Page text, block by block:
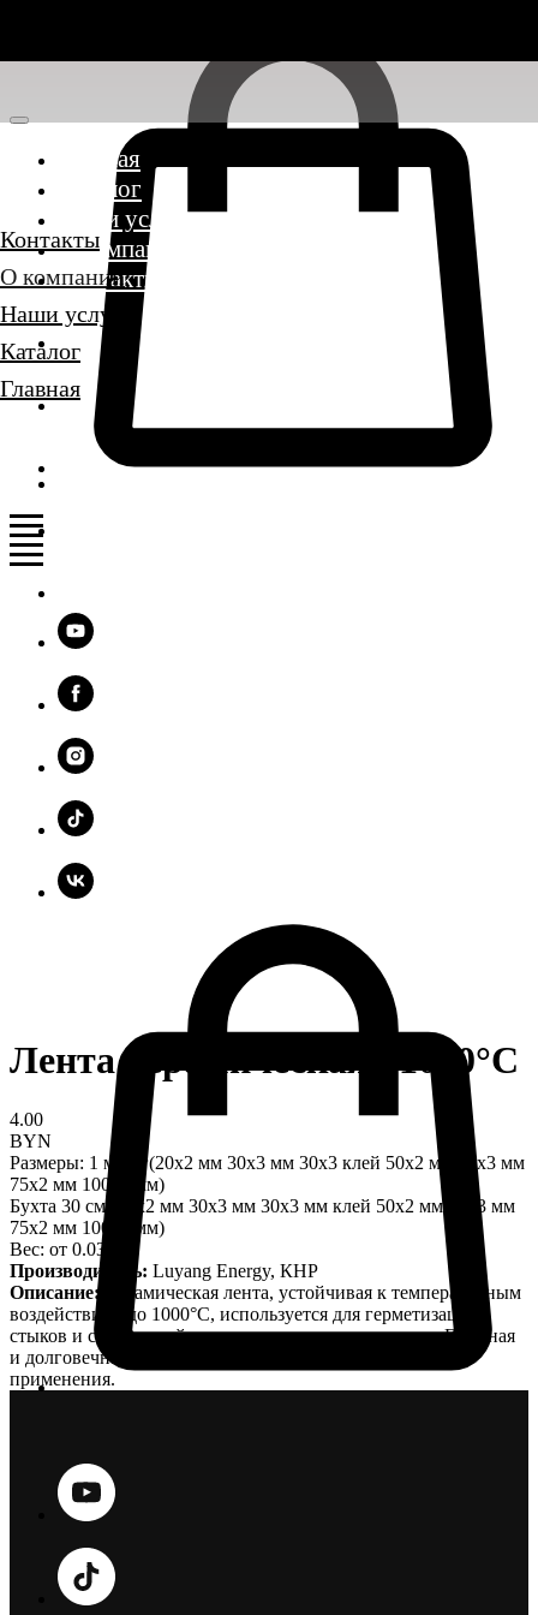
Главная
Каталог
Наши услуги
О компании
Контакты
Контакты
О компании
Наши услуги
Каталог
Главная
Лента керамическая +1000°С
4.00
BYN
Размеры: 1 м пог(20x2 мм 30x3 мм 30x3 клей 50x2 мм 50x3 мм
75x2 мм 100x2 мм)
Бухта 30 см (20x2 мм 30x3 мм 30x3 мм клей 50x2 мм 50x3 мм
75x2 мм 100x2 мм)
Вес: от 0.03 кг
Производитель: Luyang Energy, КНР
Описание: Керамическая лента, устойчивая к температурным
воздействиям до 1000°С, используется для герметизации
стыков и соединений в огнеупорных конструкциях. Прочная
и долговечная, идеально подходит для промышленного
применения.